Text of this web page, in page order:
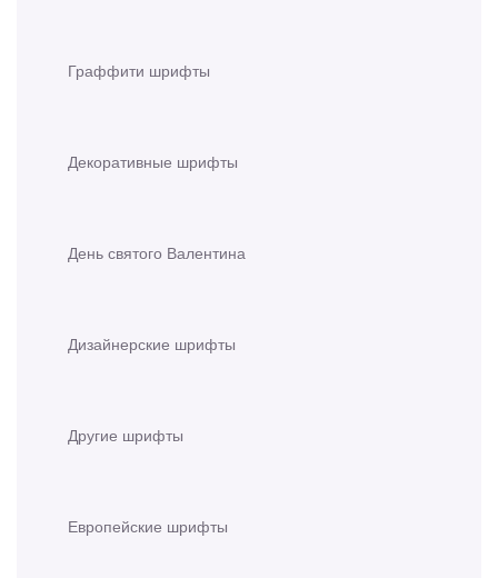
Граффити шрифты
Декоративные шрифты
День святого Валентина
Дизайнерские шрифты
Другие шрифты
Европейские шрифты